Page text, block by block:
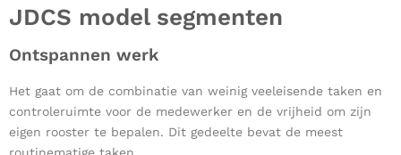
JDCS model segmenten
Ontspannen werk
Het gaat om de combinatie van weinig veeleisende taken en
controleruimte voor de medewerker en de vrijheid om zijn
eigen rooster te bepalen. Dit gedeelte bevat de meest
routinematige taken.